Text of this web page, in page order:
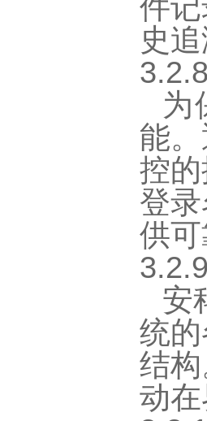
件
史
为
能
控
登
供
安
统
结
动